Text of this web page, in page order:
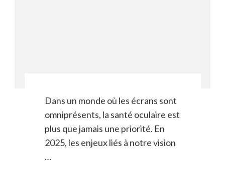
Dans un monde où les écrans sont
omniprésents, la santé oculaire est
plus que jamais une priorité. En
2025, les enjeux liés à notre vision
…